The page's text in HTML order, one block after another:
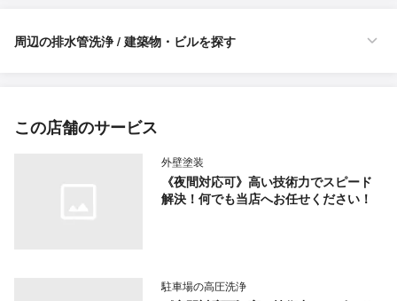
周辺の排水管洗浄 / 建築物・ビルを探す
この店舗のサービス
外壁塗装
《夜間対応可》高い技術力でスピード
解決！何でも当店へお任せください！
駐車場の高圧洗浄